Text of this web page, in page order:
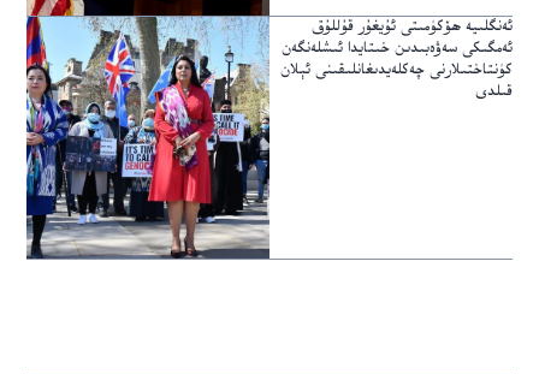
ئەنگلىيە ھۆكۈمىتى ئۇيغۇر قۇللۇق
ئەمگىكى سەۋەبىدىن خىتايدا ئىشلەنگەن
كۈنتاختىلارنى چەكلەيدىغانلىقىنى ئېلان
قىلدى